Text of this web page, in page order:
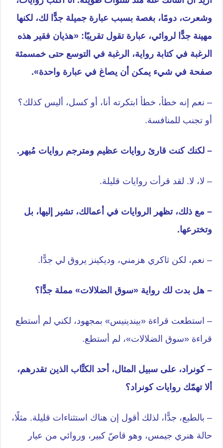
وشعرت، دومًا، بغصة بسبب عبارة جميلة جدًّا لك، لكنها
مهينة جدًّا لروائي، عبارة تقول تقريبًا: «هذيان فقير هذه
الرغبة في كتابة رواية، الرغبة في التوسع حتى خمسمئة
صفحة في شيء يمكن أن يصاغ في عبارة واحدة».
– نعم إنه خطأ، خطأ ابتكرته أنا، أو كسل، أليس كذلك؟
أو تجنب للمنافسة.
– لكنك كنت قارئ روايات عظيم ومترجم روايات مُبهر.
– لا، لا. لقد قرأت روايات قليلة.
– مع ذلك، تظهر الروايات في أعمالك، تشير إليها، بل
وتخترعها.
– نعم، لكن ثاكري هزمني، وديكينز يروق لي جدًّا.
– هل بدت لك رواية «سوق الضلالات» مملة جدًّا؟
– استطعت قراءة «بيندينيس» بمجهود، لكني لم أستطع
قراءة «سوق الضلالات»، لم أستطع.
– كونراد، على سبيل المثال، أحد الكتَّاب الذين تقدرهم،
ألا تهمّك روايات كونراد؟
– بالطبع، جدًّا، لذلك أقول إن هناك استثناءات قليلة. مثلًا،
حالة هنري جيمس، وهو قاصّ كبير، وروائي من عيار